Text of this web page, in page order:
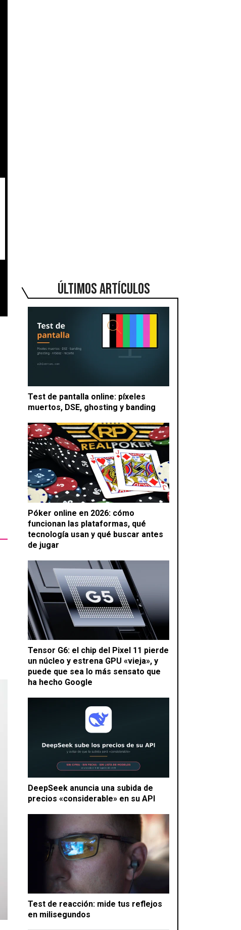
ÚLTIMOS ARTÍCULOS
Test de pantalla online: píxeles
muertos, DSE, ghosting y banding
Póker online en 2026: cómo
funcionan las plataformas, qué
tecnología usan y qué buscar antes
de jugar
Tensor G6: el chip del Pixel 11 pierde
un núcleo y estrena GPU «vieja», y
puede que sea lo más sensato que
ha hecho Google
DeepSeek anuncia una subida de
precios «considerable» en su API
Test de reacción: mide tus reflejos
en milisegundos